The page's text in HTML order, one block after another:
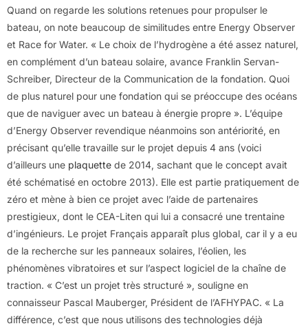
Quand on regarde les solutions retenues pour propulser le
bateau, on note beaucoup de similitudes entre Energy Observer
et Race for Water. « Le choix de l’hydrogène a été assez naturel,
en complément d’un bateau solaire, avance Franklin Servan-
Schreiber, Directeur de la Communication de la fondation. Quoi
de plus naturel pour une fondation qui se préoccupe des océans
que de naviguer avec un bateau à énergie propre ». L’équipe
d’Energy Observer revendique néanmoins son antériorité, en
précisant qu’elle travaille sur le projet depuis 4 ans (voici
d’ailleurs une plaquette de 2014, sachant que le concept avait
été schématisé en octobre 2013). Elle est partie pratiquement de
zéro et mène à bien ce projet avec l’aide de partenaires
prestigieux, dont le CEA-Liten qui lui a consacré une trentaine
d’ingénieurs. Le projet Français apparaît plus global, car il y a eu
de la recherche sur les panneaux solaires, l’éolien, les
phénomènes vibratoires et sur l’aspect logiciel de la chaîne de
traction. « C’est un projet très structuré », souligne en
connaisseur Pascal Mauberger, Président de l’AFHYPAC. « La
différence, c’est que nous utilisons des technologies déjà